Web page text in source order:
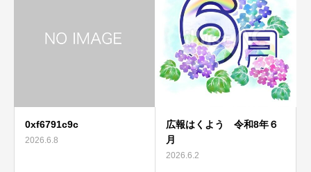
0xf6791c9c
2026.6.8
広報はくよう 令和8年６
月
2026.6.2